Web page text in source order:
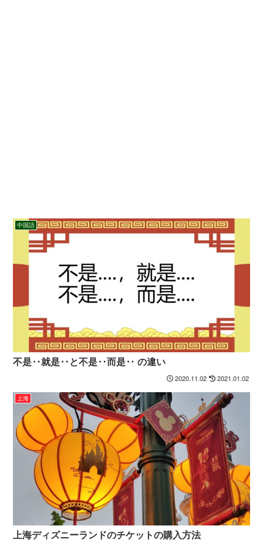
中国語
不是‥就是‥と不是‥而是‥ の違い
2020.11.02 2021.01.02
上海
上海ディズニーランドのチケットの購入方法